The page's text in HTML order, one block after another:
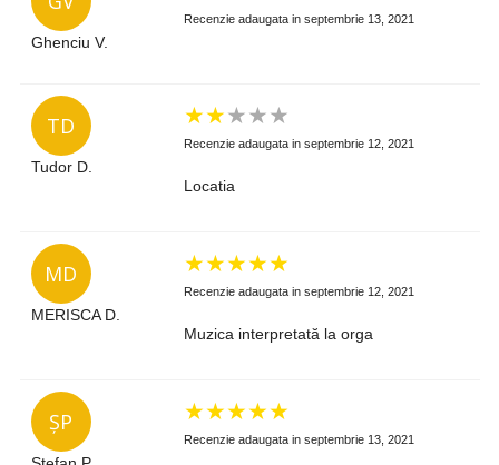
Ghenciu V.
Recenzie adaugata in septembrie 13, 2021
TD
Tudor D.
★★★★★
Recenzie adaugata in septembrie 12, 2021
Locatia
MD
MERISCA D.
★★★★★
Recenzie adaugata in septembrie 12, 2021
Muzica interpretată la orga
ȘP ★★★★★
Recenzie adaugata in septembrie 13, 2021